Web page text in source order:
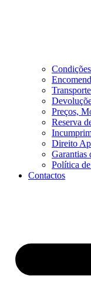
Preços,
Reserva
Direito
Garantias
Política
Contactos